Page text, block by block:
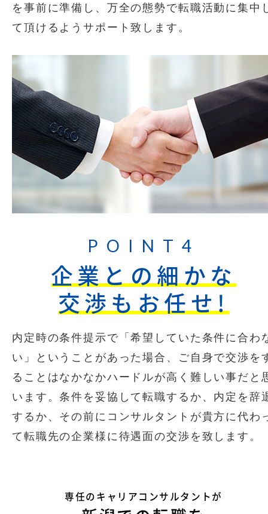
を事前に準備し、万全の態勢で転職活動に集中
て頂けるようサポート致します。
POINT4
企業との細かな
交渉もお任せ!
内定時の条件提示で「希望していた条件に合わ
い」ということがあった場合、ご自身で交渉を
ることはなかなかハードルが高く難しい事だと
います。条件を妥協して転職するか、内定を辞
するか、その前にコンサルタントが貴方に代わ
て転職先の企業様に待遇面の交渉を致します。
専任のキャリアコンサルタントが